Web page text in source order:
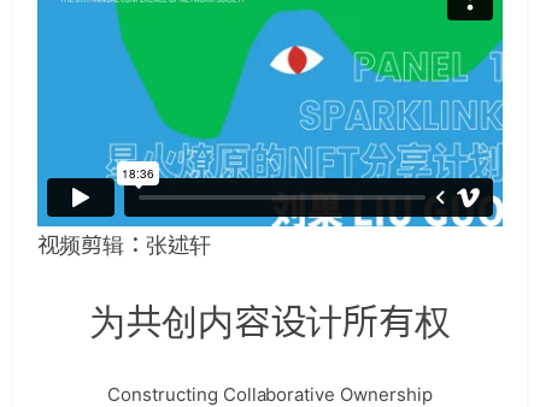
视频剪辑：张述轩
为共创内容设计所有权
Constructing Collaborative Ownership